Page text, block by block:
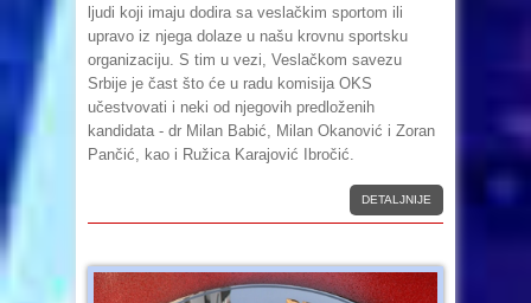
ljudi koji imaju dodira sa veslačkim sportom ili
upravo iz njega dolaze u našu krovnu sportsku
organizaciju. S tim u vezi, Veslačkom savezu
Srbije je čast što će u radu komisija OKS
učestvovati i neki od njegovih predloženih
kandidata - dr Milan Babić, Milan Okanović i Zoran
Pančić, kao i Ružica Karajović Ibročić.
DETALJNIJE